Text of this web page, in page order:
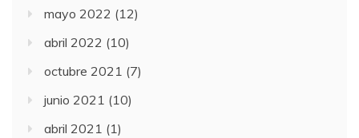
mayo 2022 (12)
abril 2022 (10)
octubre 2021 (7)
junio 2021 (10)
abril 2021 (1)